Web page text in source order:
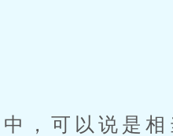
可以说是相